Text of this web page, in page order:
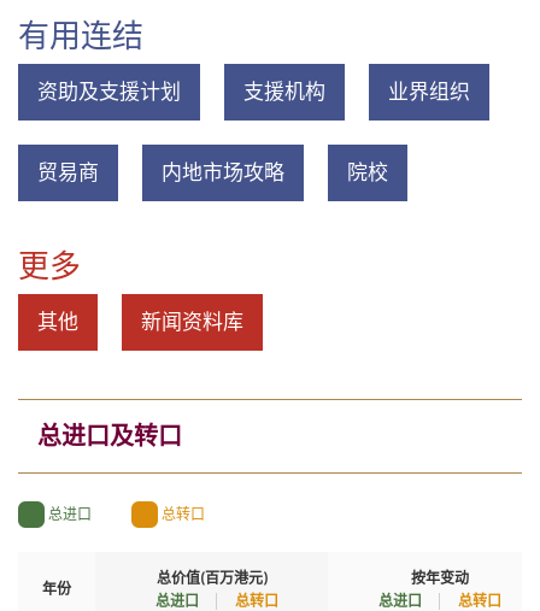
有用连结
资助及支援计划 支援机构 业界组织
贸易商 内地市场攻略 院校
更多
其他 新闻资料库
总进口及转口
总进口 总转口
年份
总价值(百万港元)
按年变动
总进口
总转口 总进口 总转口